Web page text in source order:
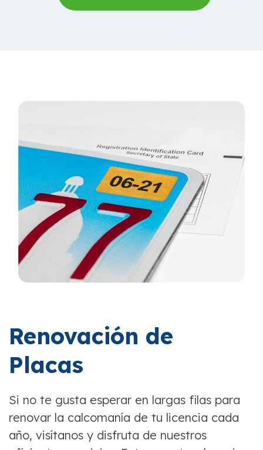
Renovación de
Placas
Si no te gusta esperar en largas filas para
renovar la calcomanía de tu licencia cada
año, visítanos y disfruta de nuestros